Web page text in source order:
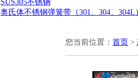
SUS305不锈钢
奥氏体不锈钢弹簧带（301、304、304L
您当前位置： 首页 >